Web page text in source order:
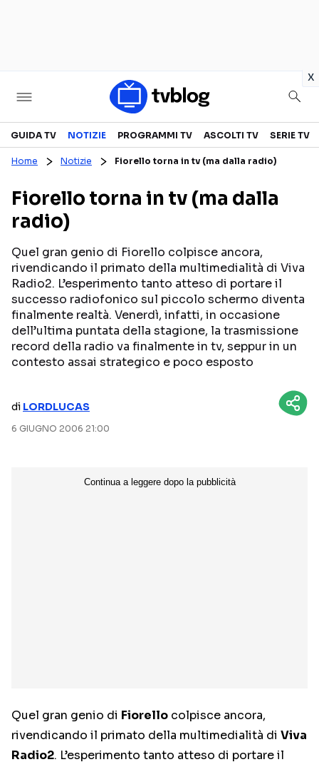
x
Televisione
CANALI TV
PROGRAMMI TV
PERSONAGGI TV
SERIE TV
FICTION
Streaming
NETFLIX
AMAZON PRIME VIDEO
MEDIASET INFINITY
DAZN
GUIDA TV NOTIZIE PROGRAMMI TV ASCOLTI TV SERIE TV
Home Notizie Fiorello torna in tv (ma dalla radio)
Fiorello torna in tv (ma dalla
radio)
Quel gran genio di Fiorello colpisce ancora,
rivendicando il primato della multimedialità di Viva
Radio2. L’esperimento tanto atteso di portare il
successo radiofonico sul piccolo schermo diventa
finalmente realtà. Venerdì, infatti, in occasione
dell’ultima puntata della stagione, la trasmissione
record della radio va finalmente in tv, seppur in un
contesto assai strategico e poco esposto
di LORDLUCAS
6 GIUGNO 2006 21:00
Quel gran genio di Fiorello colpisce ancora,
rivendicando il primato della multimedialità di Viva
Radio2. L’esperimento tanto atteso di portare il